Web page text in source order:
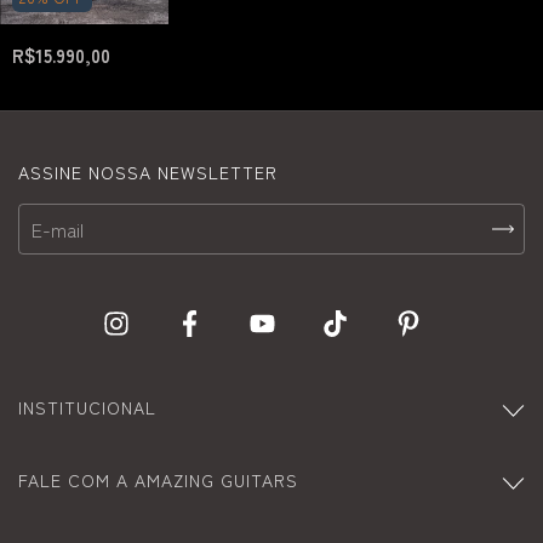
R$15.990,00
ASSINE NOSSA NEWSLETTER
INSTITUCIONAL
FALE COM A AMAZING GUITARS